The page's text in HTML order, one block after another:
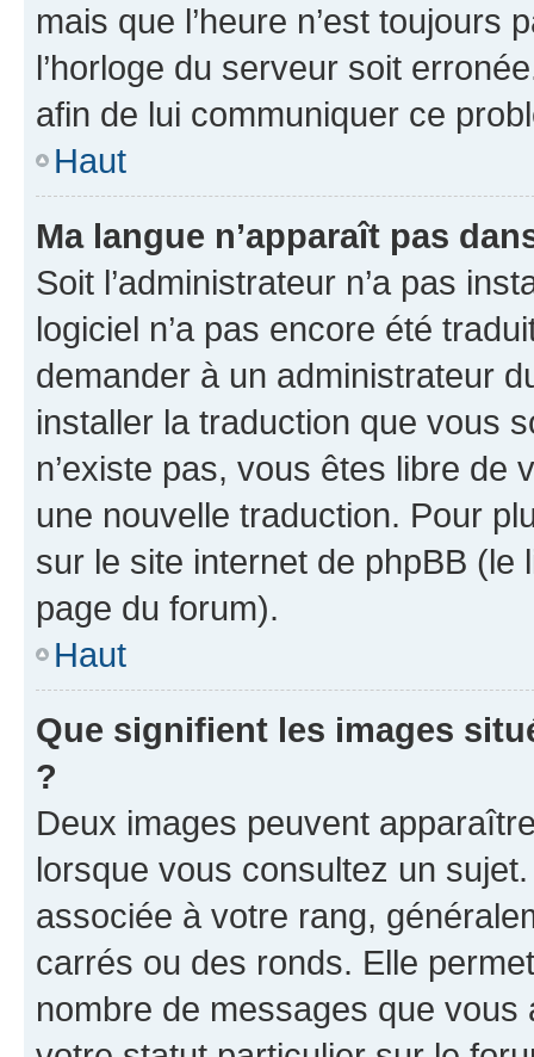
mais que l’heure n’est
l’horloge du serveur soit
afin de lui communiquer ce
Haut
Ma langue n’apparaît pas
Soit l’administrateur n’a pas
logiciel n’a pas encore été
demander à un administrateur
installer la traduction que vous
n’existe pas, vous êtes libre
une nouvelle traduction. Pour
sur le site internet de phpBB
page du forum).
Haut
Que signifient les images
?
Deux images peuvent
lorsque vous consultez un
associée à votre rang,
carrés ou des ronds. Elle
nombre de messages que